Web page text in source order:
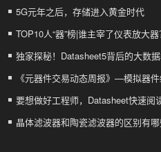
5G元年之后，存储进入黄金时代
TOP10人“器”榜|谁主宰了仪表放大器
独家探秘！Datasheet5背后的大数
《元器件交易动态周报》—模拟器
要想做好工程师，Datasheet快速阅
晶体滤波器和陶瓷滤波器的区别有